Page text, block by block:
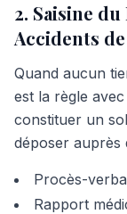
2. Saisine
Accidents
Quand aucun
est la règle
constituer un
déposer auprès
Procès-
Rapport